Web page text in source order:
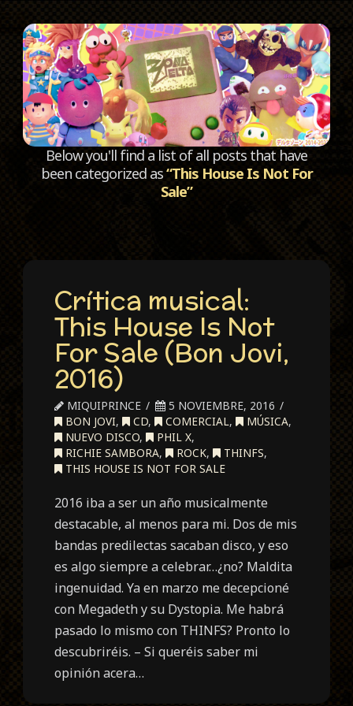
Below you'll find a list of all posts that have
been categorized as“This House Is Not For
Sale”
Crítica musical:
This House Is Not
For Sale (Bon Jovi,
2016)
MIQUIPRINCE
5 NOVIEMBRE, 2016
BON JOVI, CD, COMERCIAL, MÚSICA,
NUEVO DISCO, PHIL X,
RICHIE SAMBORA, ROCK, THINFS,
THIS HOUSE IS NOT FOR SALE
2016 iba a ser un año musicalmente
destacable, al menos para mi. Dos de mis
bandas predilectas sacaban disco, y eso
es algo siempre a celebrar…¿no? Maldita
ingenuidad. Ya en marzo me decepcioné
con Megadeth y su Dystopia. Me habrá
pasado lo mismo con THINFS? Pronto lo
descubriréis. – Si queréis saber mi
opinión acera…